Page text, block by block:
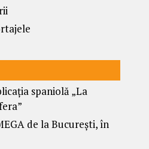
spaniolă „La
de la București, în